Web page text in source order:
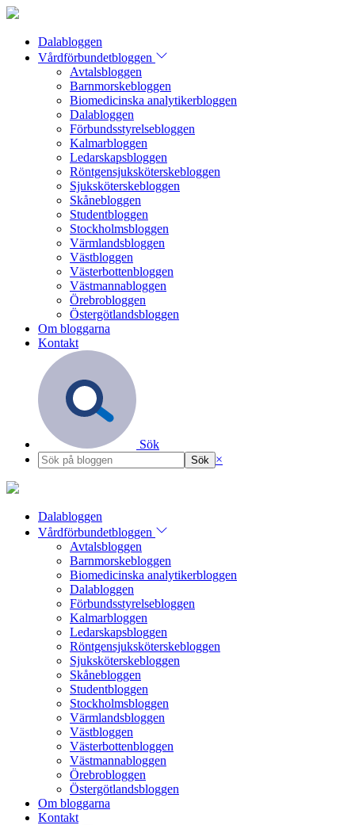
Dalabloggen
Vårdförbundetbloggen
Avtalsbloggen
Barnmorskebloggen
Biomedicinska analytikerbloggen
Dalabloggen
Förbundsstyrelsebloggen
Kalmarbloggen
Ledarskapsbloggen
Röntgensjuksköterskebloggen
Sjuksköterskebloggen
Skånebloggen
Studentbloggen
Stockholmsbloggen
Värmlandsbloggen
Västbloggen
Västerbottenbloggen
Västmannabloggen
Örebrobloggen
Östergötlandsbloggen
Om bloggarna
Kontakt
Sök
×
Dalabloggen
Vårdförbundetbloggen
Avtalsbloggen
Barnmorskebloggen
Biomedicinska analytikerbloggen
Dalabloggen
Förbundsstyrelsebloggen
Kalmarbloggen
Ledarskapsbloggen
Röntgensjuksköterskebloggen
Sjuksköterskebloggen
Skånebloggen
Studentbloggen
Stockholmsbloggen
Värmlandsbloggen
Västbloggen
Västerbottenbloggen
Västmannabloggen
Örebrobloggen
Östergötlandsbloggen
Om bloggarna
Kontakt